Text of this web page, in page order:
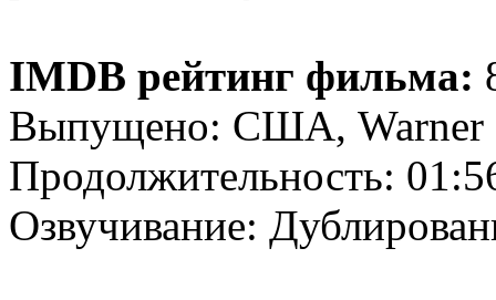
IMDB рейтинг фильма:
Выпущено: США, Warner
Продолжительность:
Озвучивание: